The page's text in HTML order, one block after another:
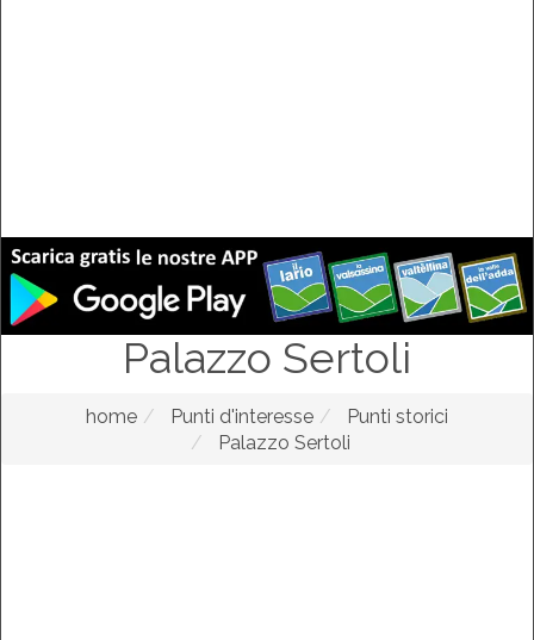
Palazzo Sertoli
home Punti d'interesse
Punti storici
Palazzo Sertoli